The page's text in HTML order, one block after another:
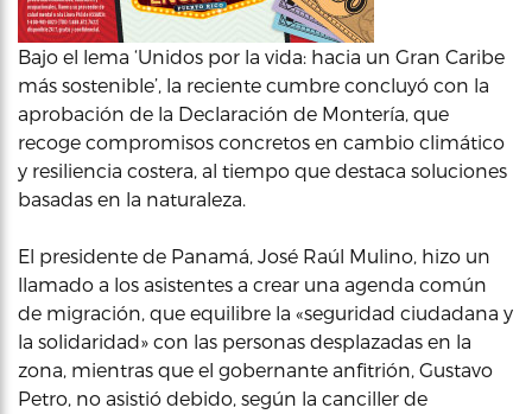
Bajo el lema ‘Unidos por la vida: hacia un Gran Caribe
más sostenible’, la reciente cumbre concluyó con la
aprobación de la Declaración de Montería, que
recoge compromisos concretos en cambio climático
y resiliencia costera, al tiempo que destaca soluciones
basadas en la naturaleza.
El presidente de Panamá, José Raúl Mulino, hizo un
llamado a los asistentes a crear una agenda común
de migración, que equilibre la «seguridad ciudadana y
la solidaridad» con las personas desplazadas en la
zona, mientras que el gobernante anfitrión, Gustavo
Petro, no asistió debido, según la canciller de